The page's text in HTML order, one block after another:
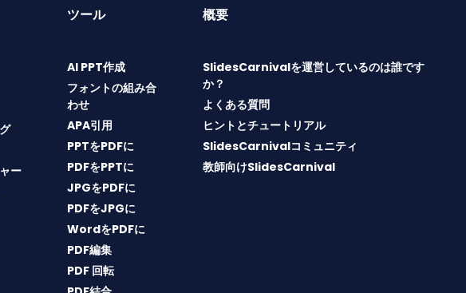
ー
ツール
AI PPT作成
フォントの組み合
わせ
APA引用
PPTをPDFに
PDFをPPTに
JPGをPDFに
PDFをJPGに
WordをPDFに
PDF編集
PDF 回転
概要
SlidesCarnivalを運営しているのは誰です
か？
よくある質問
ヒントとチュートリアル
SlidesCarnivalコミュニティ
教師向けSlidesCarnival